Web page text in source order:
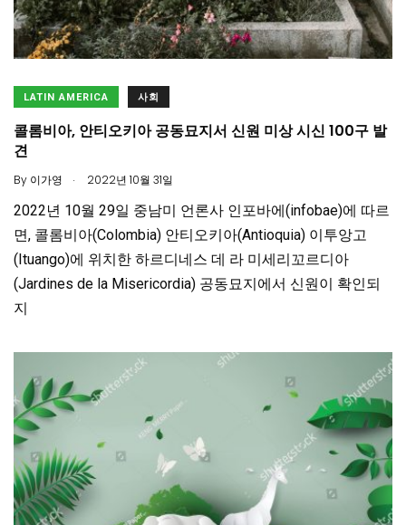
LATIN AMERICA 사회
콜롬비아, 안티오키아 공동묘지서 신원 미상 시신 100구 발
견
By 이가영 . 2022년 10월 31일
2022년 10월 29일 중남미 언론사 인포바에(infobae)에 따르
면, 콜롬비아(Colombia) 안티오키아(Antioquia) 이투앙고
(Ituango)에 위치한 하르디네스 데 라 미세리꼬르디아
(Jardines de la Misericordia) 공동묘지에서 신원이 확인되
지